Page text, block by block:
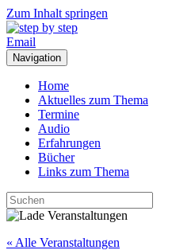
Zum Inhalt springen
Email
Navigation
Home
Aktuelles zum Thema
Termine
Audio
Erfahrungen
Bücher
Links zum Thema
« Alle Veranstaltungen